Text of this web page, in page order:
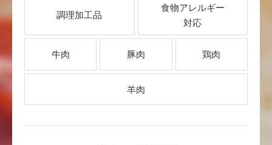
調理加工品
食物アレルギー
対応
牛肉 豚肉 鶏肉
羊肉